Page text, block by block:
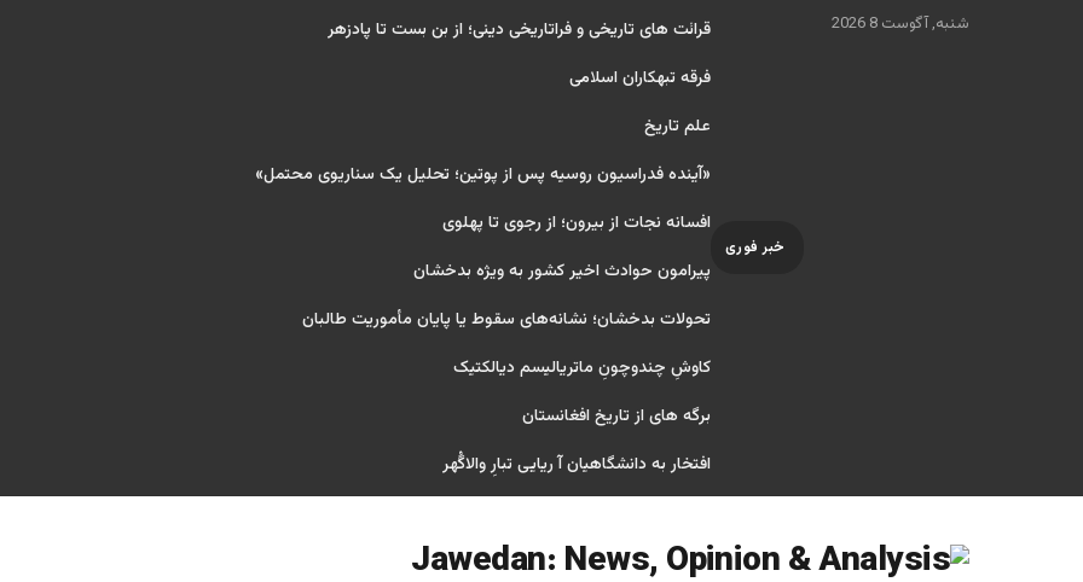
شنبه, آگوست 8 2026
خبر فوری
قرائت های تاریخی و فراتاریخی دینی؛ از بن بست تا پادزهر
فرقه تبهکاران اسلامی
علم تاریخ
«آینده فدراسیون روسیه پس از پوتین؛ تحلیل یک سناریوی محتمل»
افسانه نجات از بیرون؛ از رجوی تا پهلوی
پیرامون حوادث اخیر کشور به ویژه بدخشان
تحولات بدخشان؛ نشانه‌های سقوط یا پایان مأموریت طالبان
کاوشِ چندو‌چونِ ماتریالیسم دیالکتیک
برگه های از تاریخ افغانستان
افتخار به دانشگاهیان آ ریایی تبارِ والاگُهر